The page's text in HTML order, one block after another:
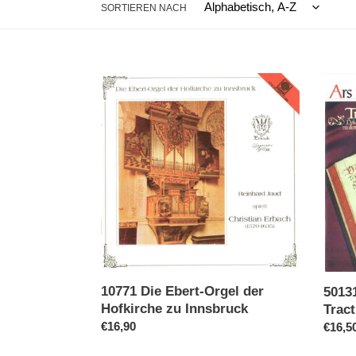
SORTIEREN NACH
10771
Die
Ebert-
Orgel
Hofkirche
Innsbruck
10771 Die Ebert-Orgel der
Hofkirche zu Innsbruck
Normaler
€16,90
Ars
2
-